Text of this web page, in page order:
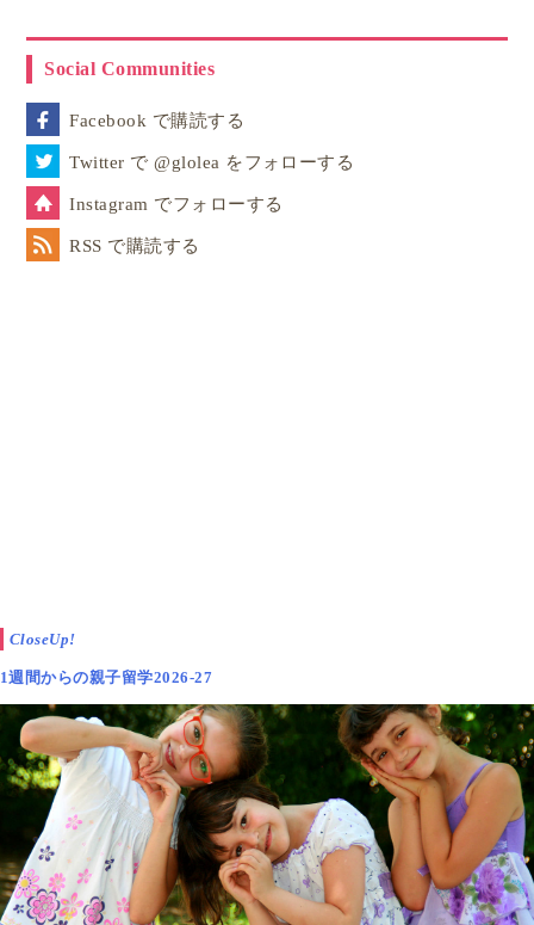
Social Communities
Facebook で購読する
Twitter で @glolea をフォローする
Instagram でフォローする
RSS で購読する
CloseUp!
1週間からの親子留学2026-27